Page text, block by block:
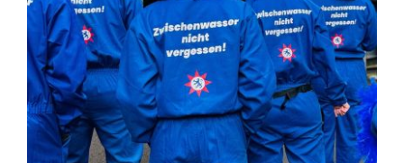
Gerolsteiner Brunnen GmbH
& Co.KG